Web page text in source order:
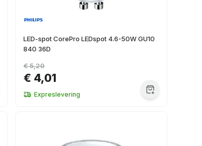
LED-spot CorePro LEDspot 4.6-50W GU10
840 36D
€ 4,01
€ 5,20
Expreslevering